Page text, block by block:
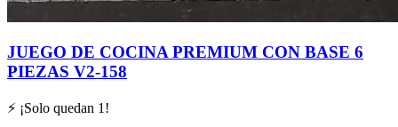
JUEGO DE COCINA PREMIUM CON BASE 6
PIEZAS V2-158
⚡ ¡Solo quedan 1!